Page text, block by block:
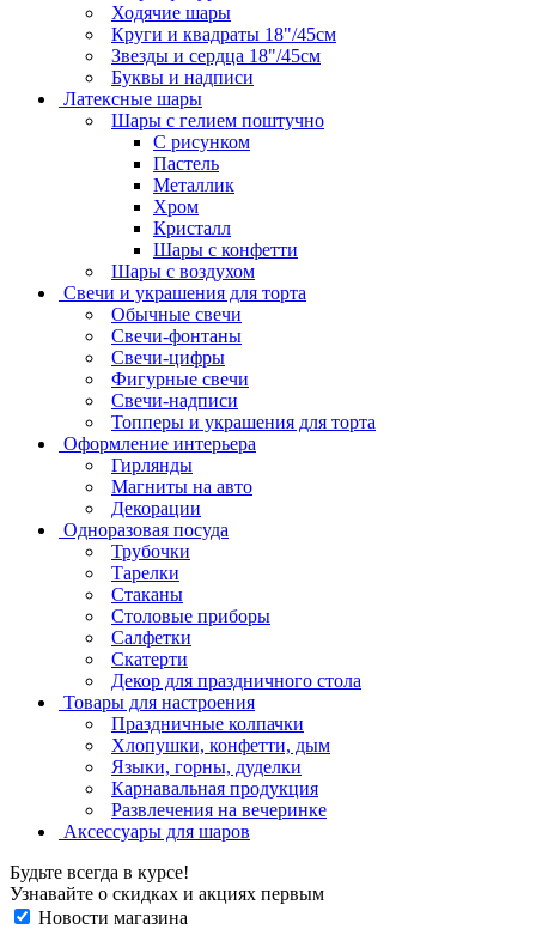
Ходячие шары
Круги и квадраты 18"/45см
Звезды и сердца 18"/45см
Буквы и надписи
Латексные шары
Шары с гелием поштучно
С рисунком
Пастель
Металлик
Хром
Кристалл
Шары с конфетти
Шары с воздухом
Свечи и украшения для торта
Обычные свечи
Свечи-фонтаны
Свечи-цифры
Фигурные свечи
Свечи-надписи
Топперы и украшения для торта
Оформление интерьера
Гирлянды
Магниты на авто
Декорации
Одноразовая посуда
Трубочки
Тарелки
Стаканы
Столовые приборы
Салфетки
Скатерти
Декор для праздничного стола
Товары для настроения
Праздничные колпачки
Хлопушки, конфетти, дым
Языки, горны, дуделки
Карнавальная продукция
Развлечения на вечеринке
Аксессуары для шаров
Будьте всегда в курсе!
Узнавайте о скидках и акциях первым
Новости магазина